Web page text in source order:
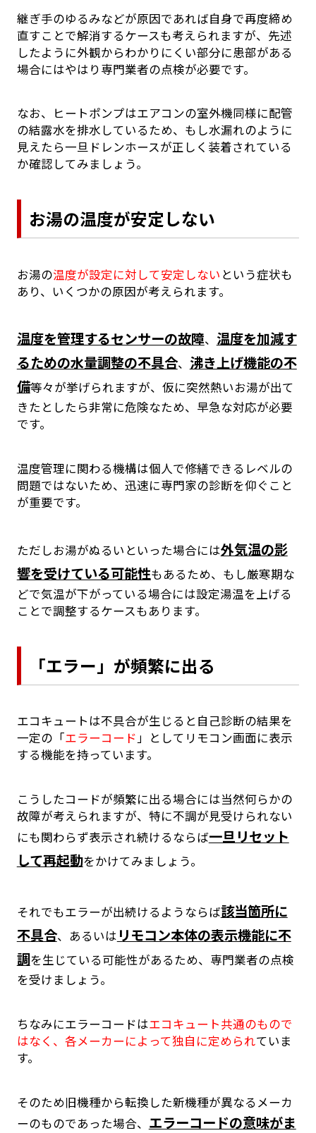
継ぎ手のゆるみなどが原因であれば自身で再度締め
直すことで解消するケースも考えられますが、先述
したように外観からわかりにくい部分に患部がある
場合にはやはり専門業者の点検が必要です。
なお、ヒートポンプはエアコンの室外機同様に配管
の結露水を排水しているため、もし水漏れのように
見えたら一旦ドレンホースが正しく装着されている
か確認してみましょう。
お湯の温度が安定しない
お湯の温度が設定に対して安定しない という症状も
あり、いくつかの原因が考えられます。
温度を管理するセンサーの故障、 温度を加減す
るための水量調整の不具合、 沸き上げ機能の不
備等々が挙げられますが、仮に突然熱いお湯が出て
きたとしたら非常に危険なため、早急な対応が必要
です。
温度管理に関わる機構は個人で修繕できるレベルの
問題ではないため、迅速に専門家の診断を仰ぐこと
が重要です。
ただしお湯がぬるいといった場合には外気温の影
響を受けている可能性もあるため、もし厳寒期な
どで気温が下がっている場合には設定湯温を上げる
ことで調整するケースもあります。
「エラー」が頻繁に出る
エコキュートは不具合が生じると自己診断の結果を
一定の「エラーコード」としてリモコン画面に表示
する機能を持っています。
こうしたコードが頻繁に出る場合には当然何らかの
故障が考えられますが、特に不調が見受けられない
にも関わらず表示され続けるならば一旦リセット
して再起動をかけてみましょう。
それでもエラーが出続けるようならば該当箇所に
不具合、あるいは リモコン本体の表示機能に不
調を生じている可能性があるため、専門業者の点検
を受けましょう。
ちなみにエラーコードはエコキュート共通のもので
はなく、各メーカーによって独自に定められていま
す。
そのため旧機種から転換した新機種が異なるメーカ
ーのものであった場合、 エラーコードの意味がま